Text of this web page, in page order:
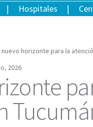
Hospitales
nuevo horizonte para la
2026